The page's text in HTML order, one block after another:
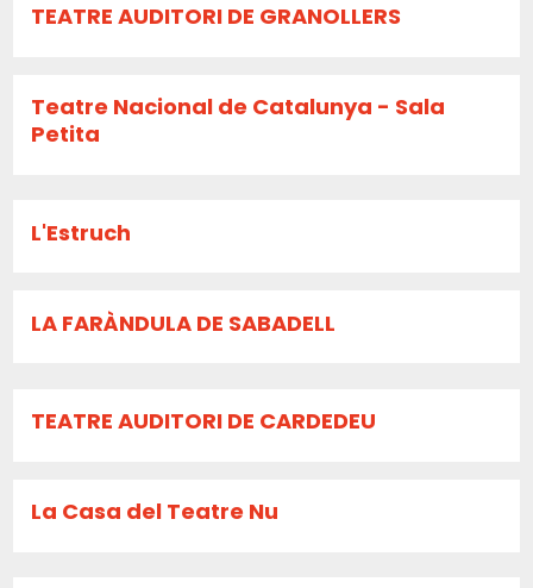
TEATRE AUDITORI DE GRANOLLERS
Teatre Nacional de Catalunya - Sala
Petita
L'Estruch
LA FARÀNDULA DE SABADELL
TEATRE AUDITORI DE CARDEDEU
La Casa del Teatre Nu